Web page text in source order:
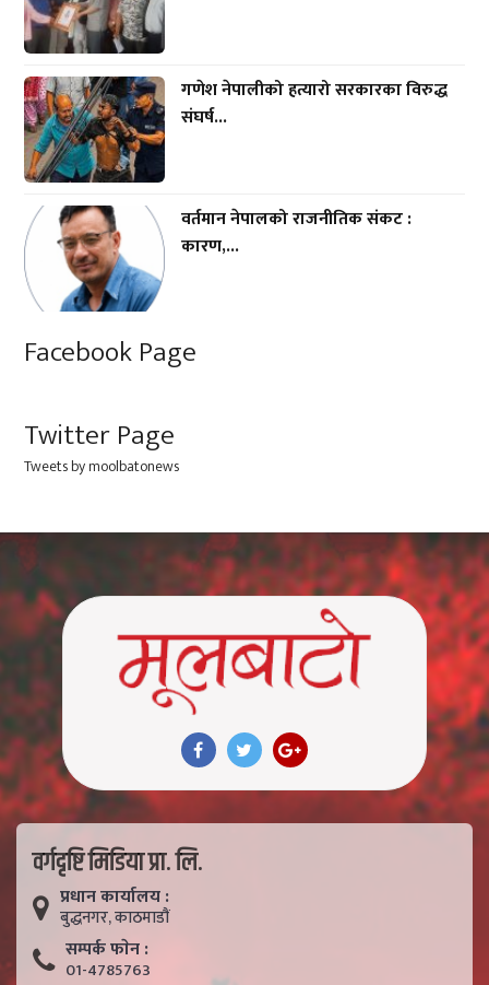
गणेश नेपालीको हत्यारो सरकारका विरुद्ध
संघर्ष...
वर्तमान नेपालको राजनीतिक संकट :
कारण,...
Facebook Page
Twitter Page
Tweets by moolbatonews
वर्गदृष्टि मिडिया प्रा. लि.
प्रधान कार्यालय :
बुद्धनगर, काठमाडाैं
सम्पर्क फाेन :
01-4785763